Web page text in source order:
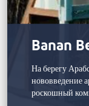
Banan
На берегу
нововведение
роскошный
Sofitel
Погрузитесь в
в одном из
бассейнов.